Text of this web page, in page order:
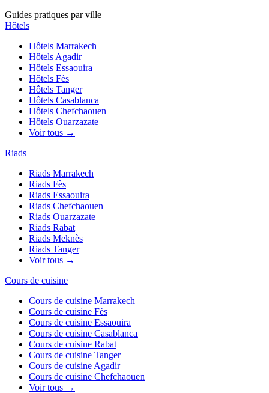
Guides pratiques par ville
Hôtels
Hôtels Marrakech
Hôtels Agadir
Hôtels Essaouira
Hôtels Fès
Hôtels Tanger
Hôtels Casablanca
Hôtels Chefchaouen
Hôtels Ouarzazate
Voir tous →
Riads
Riads Marrakech
Riads Fès
Riads Essaouira
Riads Chefchaouen
Riads Ouarzazate
Riads Rabat
Riads Meknès
Riads Tanger
Voir tous →
Cours de cuisine
Cours de cuisine Marrakech
Cours de cuisine Fès
Cours de cuisine Essaouira
Cours de cuisine Casablanca
Cours de cuisine Rabat
Cours de cuisine Tanger
Cours de cuisine Agadir
Cours de cuisine Chefchaouen
Voir tous →